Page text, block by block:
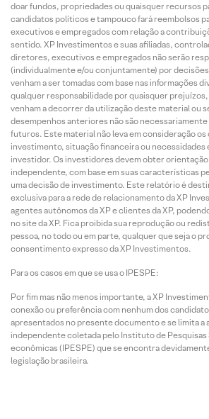
doar fundos, propriedades ou quaisquer recursos
candidatos políticos e tampouco fará reembolsos
executivos e empregados com relação a
sentido. XP Investimentos e suas afiliadas,
diretores, executivos e empregados não serão
(individualmente e/ou conjuntamente) por
venham a ser tomadas com base nas informações
qualquer responsabilidade por quaisquer
venham a decorrer da utilização deste material ou
desempenhos anteriores não são
futuros. Este material não leva em consideração
investimento, situação financeira ou necessidades
investidor. Os investidores devem obter
independente, com base em suas características
uma decisão de investimento. Este relatório é
exclusiva para a rede de relacionamento da XP
agentes autônomos da XP e clientes da XP,
no site da XP. Fica proibida sua reprodução ou
pessoa, no todo ou em parte, qualquer que seja o
consentimento expresso da XP Investimentos.
Para os casos em que se usa o IPESPE:
Por fim mas não menos importante, a XP
conexão ou preferência com nenhum dos
apresentados no presente documento e se limita a
independente coletada pelo Instituto de
econômicas (IPESPE) que se encontra
legislação brasileira.